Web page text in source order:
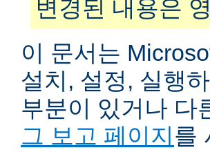
변경된 내용은
이 문서는
설치, 설정, 실행
부분이 있거나 다
그 보고 페이지를